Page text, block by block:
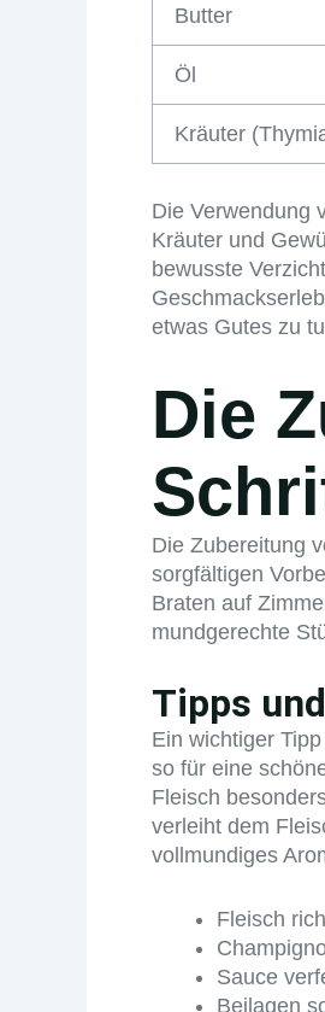
Butter
Öl
Kräuter
Die Verwendung
Kräuter und
bewusste
etwas Gutes zu
Die
Die Zubereitung
sorgfältigen
Braten auf
mundgerechte
Tipps
Ein wichtiger
so für eine
Fleisch
verleiht dem
vollmundiges
Fleisch
Sauce
Beilagen